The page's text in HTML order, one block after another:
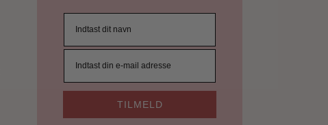
TILMELD